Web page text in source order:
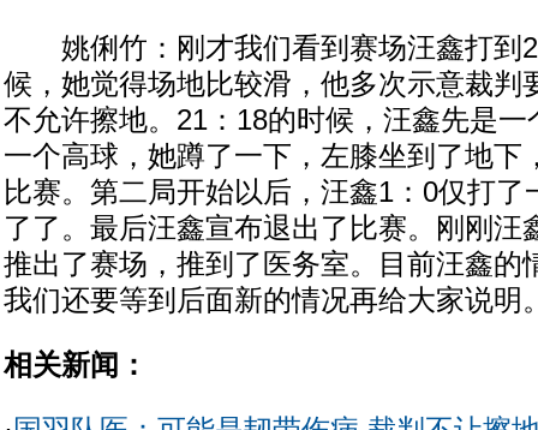
姚俐竹：刚才我们看到赛场汪鑫打到
候，她觉得场地比较滑，他多次示意裁判
不允许擦地。21：18的时候，汪鑫先是
一个高球，她蹲了一下，左膝坐到了地下
比赛。第二局开始以后，汪鑫1：0仅打了
了了。最后汪鑫宣布退出了比赛。刚刚汪
推出了赛场，推到了医务室。目前汪鑫的
我们还要等到后面新的情况再给大家说明
相关新闻：